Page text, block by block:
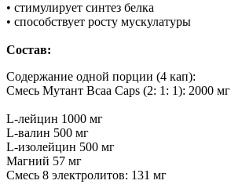
• стимулирует синтез белка
• способствует росту мускулатуры
Состав:
Содержание одной порции (4 кап):
Смесь Мутант Bcaa Caps (2: 1: 1): 2000 мг
L-лейцин 1000 мг
L-валин 500 мг
L-изолейцин 500 мг
Магний 57 мг
Смесь 8 электролитов: 131 мг